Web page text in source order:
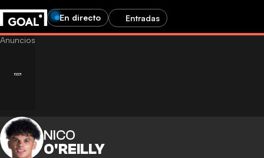
En directo Entradas
NICO
O'REILLY